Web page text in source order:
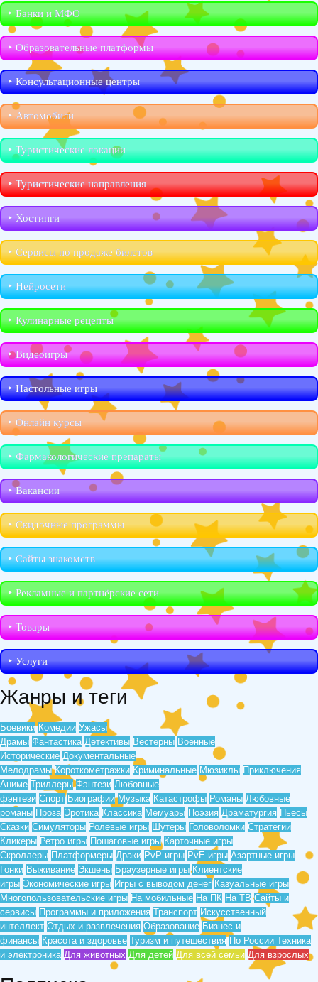
‣︎ Банки и МФО
‣︎ Образовательные платформы
‣︎ Консультационные центры
‣︎ Автомобили
‣︎ Туристические локации
‣︎ Туристические направления
‣︎ Хостинги
‣︎ Сервисы по продаже билетов
‣︎ Нейросети
‣︎ Кулинарные рецепты
‣︎ Видеоигры
‣︎ Настольные игры
‣︎ Онлайн курсы
‣︎ Фармакологические препараты
‣︎ Вакансии
‣︎ Скидочные программы
‣︎ Сайты знакомств
‣︎ Рекламные и партнёрские сети
‣︎ Товары
‣︎ Услуги
Жанры и теги
Боевики Комедии Ужасы
Драмы Фантастика Детективы Вестерны Военные
Исторические Документальные
Мелодрамы Короткометражки Криминальные Мюзиклы Приключения
Аниме Триллеры Фэнтези Любовные
фэнтези Спорт Биографии Музыка Катастрофы Романы Любовные
романы Проза Эротика Классика Мемуары Поэзия Драматургия Пьесы
Сказки Симуляторы Ролевые игры Шутеры Головоломки Стратегии
Кликеры Ретро игры Пошаговые игры Карточные игры
Скроллеры Платформеры Драки PvP игры PvE игры Азартные игры
Гонки Выживание Экшены Браузерные игры Клиентские
игры Экономические игры Игры с выводом денег Казуальные игры
Многопользовательские игры На мобильные На ПК На ТВ Сайты и
сервисы Программы и приложения Транспорт Искусственный
интеллект Отдых и развлечения Образование Бизнес и
финансы Красота и здоровье Туризм и путешествия По России Техника
и электроника Для животных Для детей Для всей семьи Для взрослых